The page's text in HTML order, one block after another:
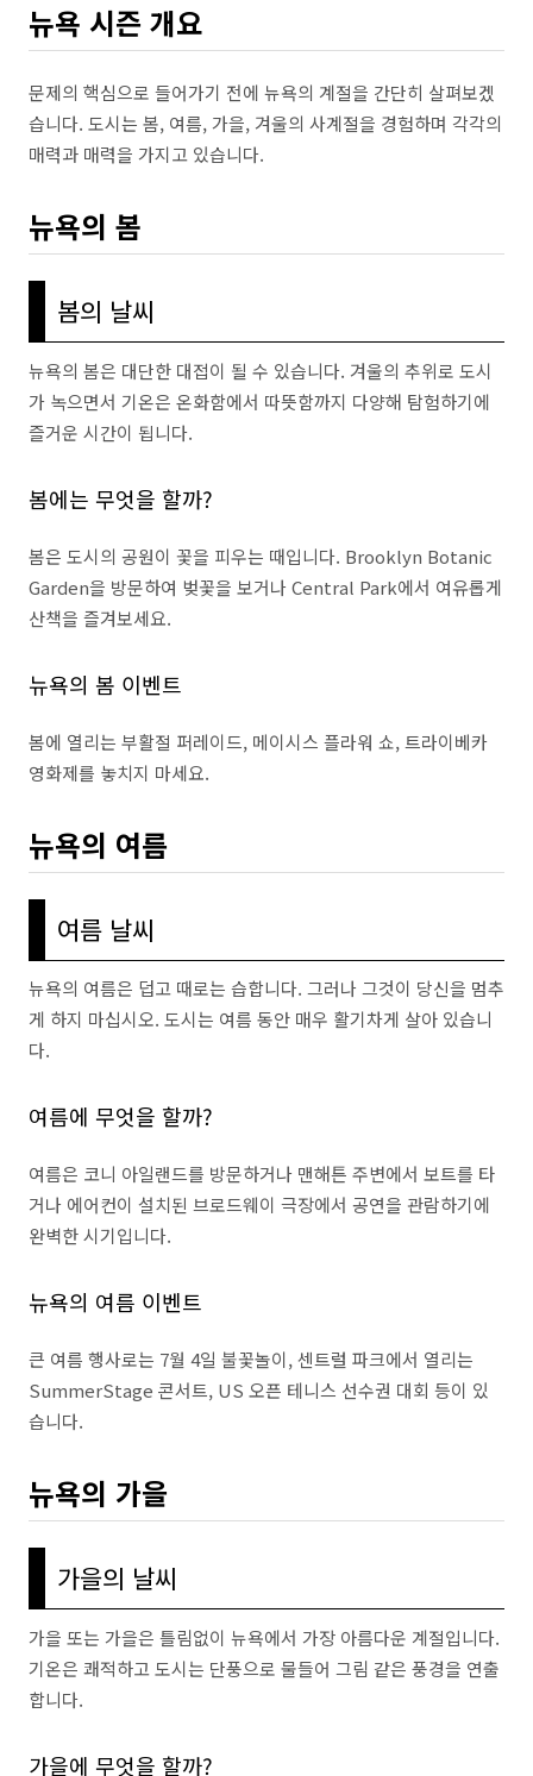
뉴욕 시즌 개요
문제의 핵심으로 들어가기 전에 뉴욕의 계절을 간단히 살펴보겠
습니다. 도시는 봄, 여름, 가을, 겨울의 사계절을 경험하며 각각의
매력과 매력을 가지고 있습니다.
뉴욕의 봄
봄의 날씨
뉴욕의 봄은 대단한 대접이 될 수 있습니다. 겨울의 추위로 도시
가 녹으면서 기온은 온화함에서 따뜻함까지 다양해 탐험하기에
즐거운 시간이 됩니다.
봄에는 무엇을 할까?
봄은 도시의 공원이 꽃을 피우는 때입니다. Brooklyn Botanic
Garden을 방문하여 벚꽃을 보거나 Central Park에서 여유롭게
산책을 즐겨보세요.
뉴욕의 봄 이벤트
봄에 열리는 부활절 퍼레이드, 메이시스 플라워 쇼, 트라이베카
영화제를 놓치지 마세요.
뉴욕의 여름
여름 날씨
뉴욕의 여름은 덥고 때로는 습합니다. 그러나 그것이 당신을 멈추
게 하지 마십시오. 도시는 여름 동안 매우 활기차게 살아 있습니
다.
여름에 무엇을 할까?
여름은 코니 아일랜드를 방문하거나 맨해튼 주변에서 보트를 타
거나 에어컨이 설치된 브로드웨이 극장에서 공연을 관람하기에
완벽한 시기입니다.
뉴욕의 여름 이벤트
큰 여름 행사로는 7월 4일 불꽃놀이, 센트럴 파크에서 열리는
SummerStage 콘서트, US 오픈 테니스 선수권 대회 등이 있
습니다.
뉴욕의 가을
가을의 날씨
가을 또는 가을은 틀림없이 뉴욕에서 가장 아름다운 계절입니다.
기온은 쾌적하고 도시는 단풍으로 물들어 그림 같은 풍경을 연출
합니다.
가을에 무엇을 할까?